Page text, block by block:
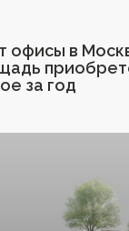
офисы в
за год